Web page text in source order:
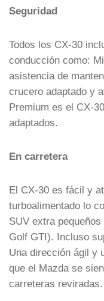
Seguridad
Todos los CX-30
conducción como:
asistencia de
crucero adaptado y
Premium es el CX-
adaptados.
En carretera
El CX-30 es fácil y
turboalimentado lo
SUV extra
Golf GTI). Incluso
Una dirección ágil y
que el Mazda se
carreteras reviradas.